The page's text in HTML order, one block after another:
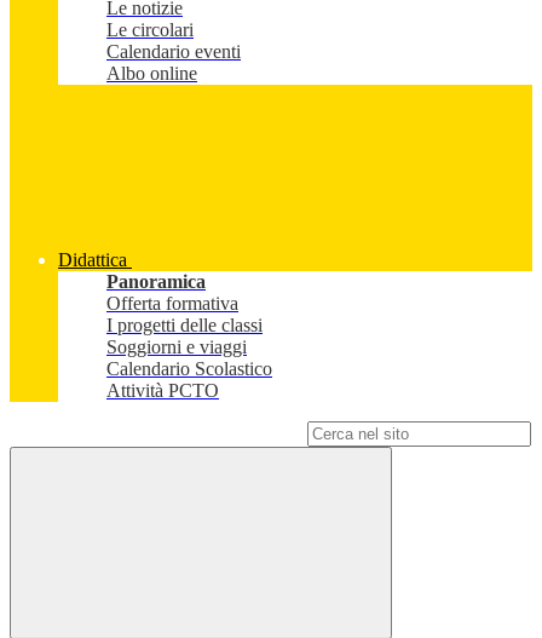
Le notizie
Le circolari
Calendario eventi
Albo online
Didattica
Panoramica
Offerta formativa
I progetti delle classi
Soggiorni e viaggi
Calendario Scolastico
Attività PCTO